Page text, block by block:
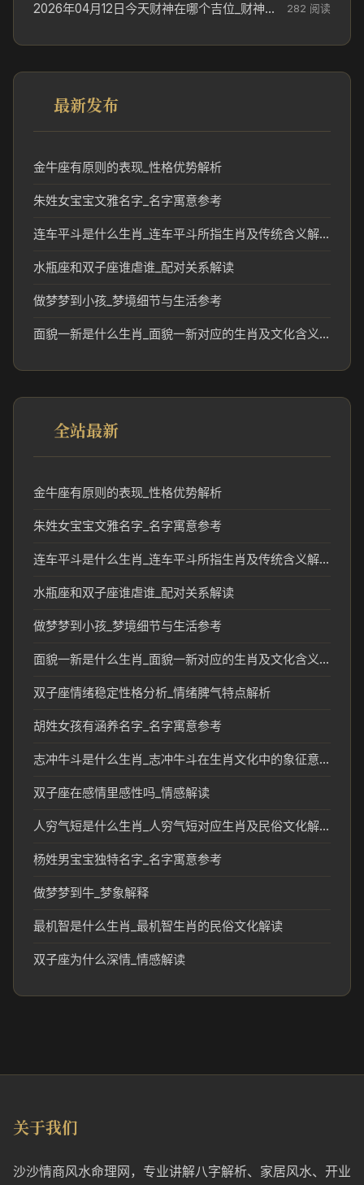
2026年04月12日今天财神在哪个吉位_财神方位参考 282 阅读
最新发布
金牛座有原则的表现_性格优势解析
朱姓女宝宝文雅名字_名字寓意参考
连车平斗是什么生肖_连车平斗所指生肖及传统含义解析
水瓶座和双子座谁虐谁_配对关系解读
做梦梦到小孩_梦境细节与生活参考
面貌一新是什么生肖_面貌一新对应的生肖及文化含义解析
全站最新
金牛座有原则的表现_性格优势解析
朱姓女宝宝文雅名字_名字寓意参考
连车平斗是什么生肖_连车平斗所指生肖及传统含义解析
水瓶座和双子座谁虐谁_配对关系解读
做梦梦到小孩_梦境细节与生活参考
面貌一新是什么生肖_面貌一新对应的生肖及文化含义解析
双子座情绪稳定性格分析_情绪脾气特点解析
胡姓女孩有涵养名字_名字寓意参考
志冲牛斗是什么生肖_志冲牛斗在生肖文化中的象征意义
双子座在感情里感性吗_情感解读
人穷气短是什么生肖_人穷气短对应生肖及民俗文化解析
杨姓男宝宝独特名字_名字寓意参考
做梦梦到牛_梦象解释
最机智是什么生肖_最机智生肖的民俗文化解读
双子座为什么深情_情感解读
关于我们
沙沙情商风水命理网，专业讲解八字解析、家居风水、开业